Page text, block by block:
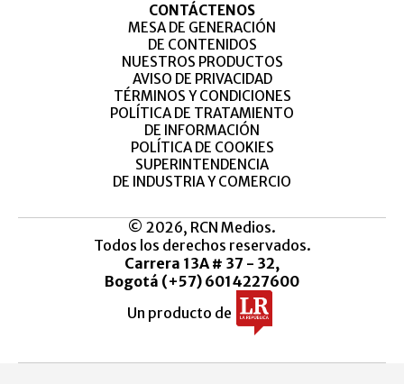
CONTÁCTENOS
MESA DE GENERACIÓN
DE CONTENIDOS
NUESTROS PRODUCTOS
AVISO DE PRIVACIDAD
TÉRMINOS Y CONDICIONES
POLÍTICA DE TRATAMIENTO
DE INFORMACIÓN
POLÍTICA DE COOKIES
SUPERINTENDENCIA
DE INDUSTRIA Y COMERCIO
© 2026, RCN Medios.
Todos los derechos reservados.
Carrera 13A # 37 - 32,
Bogotá (+57) 6014227600
Un producto de